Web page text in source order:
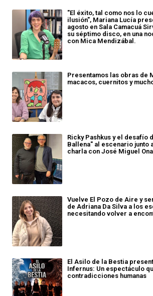
"El éxito, tal como nos lo
ilusión", Mariana Lucía
agosto en Sala Camacuá
su séptimo disco, en una
con Mica Mendizábal.
Presentamos las obras de
macacos, cuernitos y
Ricky Pashkus y el desafío
Ballena" al escenario junto
charla con José Miguel
Vuelve El Pozo de Aire y
de Adriana Da Silva a los
necesitando volver a
El Asilo de la Bestia
Infernus: Un espectáculo
contradicciones humanas